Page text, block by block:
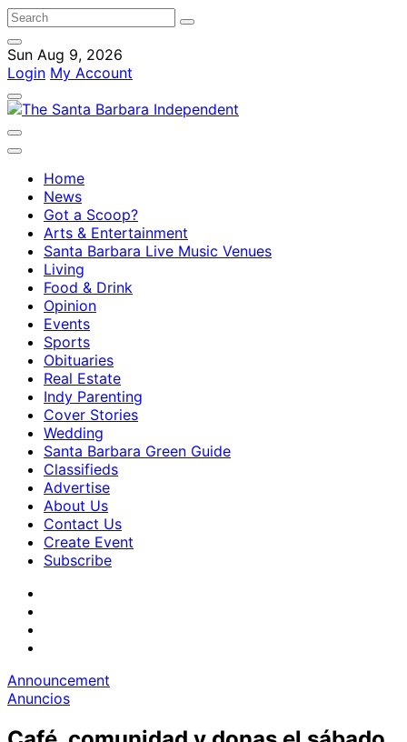
Sun Aug 9, 2026
Login My Account
Home
News
Got a Scoop?
Arts & Entertainment
Santa Barbara Live Music Venues
Living
Food & Drink
Opinion
Events
Sports
Obituaries
Real Estate
Indy Parenting
Cover Stories
Wedding
Santa Barbara Green Guide
Classifieds
Advertise
About Us
Contact Us
Create Event
Subscribe
Announcement
Anuncios